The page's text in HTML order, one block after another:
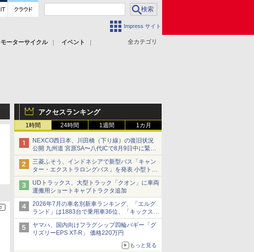
Impress サイト
全カテゴリ
モーターサイクル
イベント
アクセスランキング
1時間 24時間 1週間 1カ月
NEXCO西日本、川田橋（下り線）の復旧状況
公開 九州道 宮原SA〜八代ICで8月9日中に緊急
車両を通行可能に
三菱ふそう、インドネシアで新型バス「キャン
ター・エクストラロングバス」を発表 小型トラ
ックベースの観光・旅客輸送向けバス
UDトラックス、大型トラック「クオン」に車両
運搬用ショートキャブトラクタ追加
2026年7月の車名別新車ランキング、「エルグ
ランド」は1883台で乗用車36位、「キックス」
は2591台で27位に
ヤマハ、国内向けフラグシップ四輪バギー「グ
リズリーEPS XT-R」 価格220万円
もっと見る